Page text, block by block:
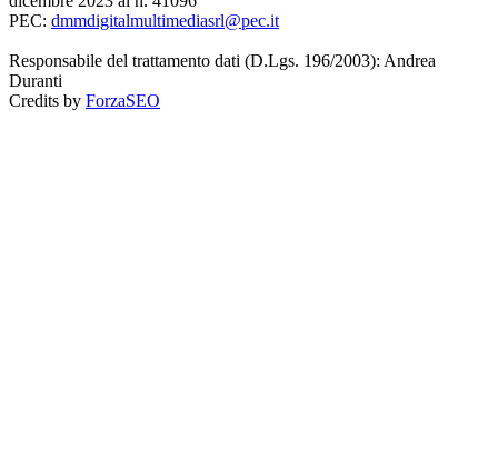
PEC: dmmdigitalmultimediasrl@pec.it
Responsabile del trattamento dati (D.Lgs. 196/2003): Andrea
Duranti
Credits by ForzaSEO